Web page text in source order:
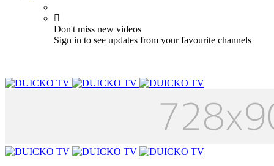
Don't miss new videos
Sign in to see updates from your favourite channels